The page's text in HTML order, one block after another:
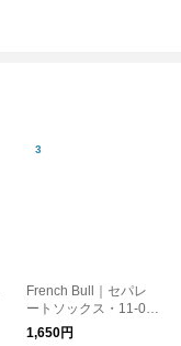
French Bull｜セパレ
ートソックス・11-09
221
1,650円